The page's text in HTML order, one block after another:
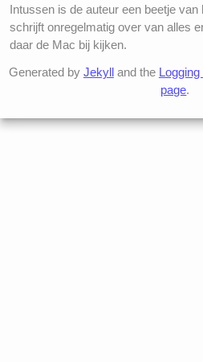
Intussen is de auteur een beetje
schrijft onregelmatig over van alles
daar de Mac bij kijken.
Generated by Jekylland the
page.